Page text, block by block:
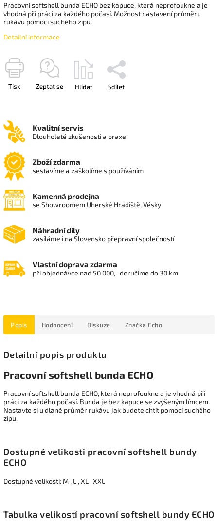
Pracovní softshell bunda ECHO bez kapuce, která neprofoukne a je
vhodná při práci za každého počasí. Možnost nastavení průměru
rukávu pomocí suchého zipu.
Detailní informace
Tisk Zeptat se Hlídat Sdílet
Kvalitní servis
Dlouholeté zkušenosti a praxe
Zboží zdarma
sestavíme a zaškolíme s používáním
Kamenná prodejna
se Showroomem Uherské Hradiště, Vésky
Náhradní díly
zasíláme i na Slovensko přepravní společností
Vlastní doprava zdarma
při objednávce nad 50 000,- doručíme do 30 km
Popis Hodnocení Diskuze Značka Echo
Detailní popis produktu
Pracovní softshell bunda ECHO
Pracovní softshell bunda ECHO, která neprofoukne a je vhodná při
práci za každého počasí. Bunda je bez kapuce se zvýšeným límcem.
Nastavte si u dlaně průměr rukávu jak budete chtít pomocí suchého
zipu.
Dostupné velikosti pracovní softshell bundy
ECHO
Dostupné velikosti: M , L , XL , XXL
Tabulka velikostí pracovní softshell bundy ECHO